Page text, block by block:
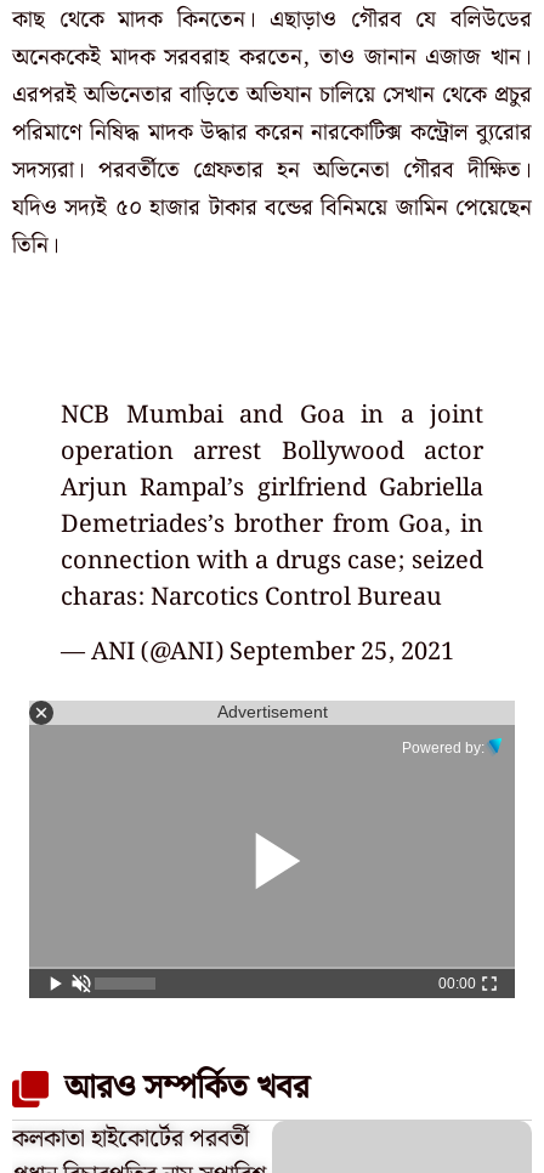
কাছ থেকে মাদক কিনতেন। এছাড়াও গৌরব যে বলিউডের
অনেককেই মাদক সরবরাহ করতেন, তাও জানান এজাজ খান।
এরপরই অভিনেতার বাড়িতে অভিযান চালিয়ে সেখান থেকে প্রচুর
পরিমাণে নিষিদ্ধ মাদক উদ্ধার করেন নারকোটিক্স কন্ট্রোল ব্যুরোর
সদস্যরা। পরবর্তীতে গ্রেফতার হন অভিনেতা গৌরব দীক্ষিত।
যদিও সদ্যই ৫০ হাজার টাকার বন্ডের বিনিময়ে জামিন পেয়েছেন
তিনি।
NCB Mumbai and Goa in a joint
operation arrest Bollywood actor
Arjun Rampal’s girlfriend Gabriella
Demetriades’s brother from Goa, in
connection with a drugs case; seized
charas: Narcotics Control Bureau
— ANI (@ANI)September 25, 2021
Advertisement
Powered by:
00:00
আরও সম্পর্কিত খবর
কলকাতা হাইকোর্টের পরবর্তী